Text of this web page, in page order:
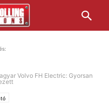
Volvo FH Electric: Gyorsan